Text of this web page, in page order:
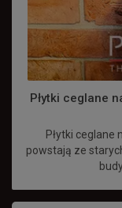
Płytki ceglane
Płytki ceglane
powstają ze